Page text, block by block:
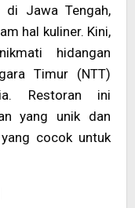
di Jawa Tengah,
hal kuliner. Kini,
hidangan
Timur (NTT)
Restoran ini
yang unik dan
cocok untuk